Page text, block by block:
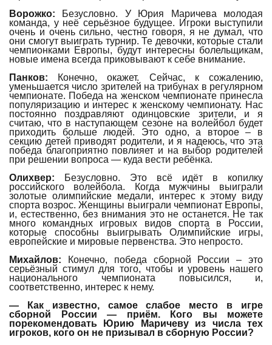
Ворожко: Безусловно. У Юрия Маричева молодая
команда, у неё серьёзное будущее. Игроки выступили
очень и очень сильно, честно говоря, я не думал, что
они смогут выиграть турнир. Те девочки, которые стали
чемпионками Европы, будут интересны болельщикам,
новые имена всегда приковывают к себе внимание.
Панков: Конечно, окажет. Сейчас, к сожалению,
уменьшается число зрителей на трибунах в регулярном
чемпионате. Победа на женском чемпионате принесла
популяризацию и интерес к женскому чемпионату. Нас
постоянно поздравляют одинцовские зрители, и я
считаю, что в наступающем сезоне на волейбол будет
приходить больше людей. Это одно, а второе – в
секцию детей приводят родители, и я надеюсь, что эта
победа благоприятно повлияет и на выбор родителей
при решении вопроса — куда вести ребёнка.
Олихвер: Безусловно. Это всё идёт в копилку
российского волейбола. Когда мужчины выиграли
золотые олимпийские медали, интерес к этому виду
спорта возрос. Женщины выиграли чемпионат Европы,
и, естественно, без внимания это не останется. Не так
много командных игровых видов спорта в России,
которые способны выигрывать Олимпийские игры,
европейские и мировые первенства. Это непросто.
Михайлов: Конечно, победа сборной России – это
серьёзный стимул для того, чтобы и уровень нашего
национального чемпионата повысился, и,
соответственно, интерес к нему.
— Как известно, самое слабое место в игре
сборной России — приём. Кого вы можете
порекомендовать Юрию Маричеву из числа тех
игроков, кого он не призывал в сборную России?